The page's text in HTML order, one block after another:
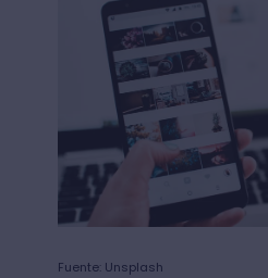
Fuente: Unsplash